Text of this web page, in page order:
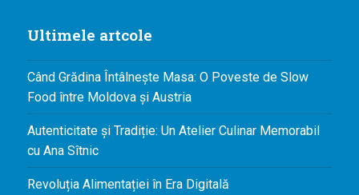
Ultimele artcole
Când Grădina Întâlnește Masa: O Poveste de Slow
Food între Moldova și Austria
Autenticitate și Tradiție: Un Atelier Culinar Memorabil
cu Ana Sîtnic
Revoluția Alimentației în Era Digitală